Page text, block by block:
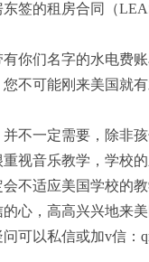
签的租房合同（
你们名字的水电费
不可能刚来美国就有
不一定需要，除非
视音乐教学，学校
不适应美国学校的
心，高高兴兴地来美
可以私信或加v信：